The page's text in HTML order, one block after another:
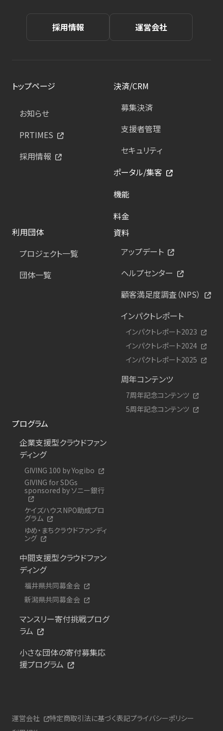
採用情報 運営会社
トップページ
お知らせ
PRTIMES
採用情報
決済/CRM
募集決済
支援者管理
セキュリティ
ポータル/集客
機能
料金
利用団体
プロジェクト一覧
団体一覧
資料
アップデート
ヘルプセンター
顧客満足度調査（NPS）
インパクトレポート
インパクトレポート2023
インパクトレポート2024
インパクトレポート2025
周年コンテンツ
7周年記念コンテンツ
5周年記念コンテンツ
プログラム
企業支援型クラウドファン
ディング
GIVING 100 by Yogibo
GIVING for SDGs
sponsored by ソニー銀行
ケイズハウスNPO助成プロ
グラム
ゆめ・まちクラウドファンディ
ング
中間支援型クラウドファン
ディング
福井県共同募金会
新潟県共同募金会
マンスリー寄付挑戦プログ
ラム
小さな団体の寄付募集応
援プログラム
運営会社 特定商取引法に基づく表記プライバシーポリシー